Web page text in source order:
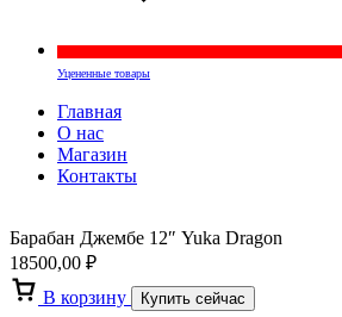
Уцененные товары
Главная
О нас
Магазин
Контакты
Барабан Джембе 12″ Yuka Dragon
18500,00 ₽
В корзину
Купить сейчас